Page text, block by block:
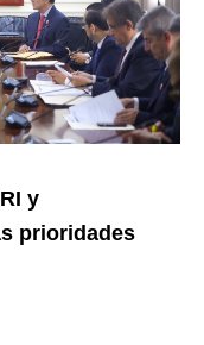
y
prioridades